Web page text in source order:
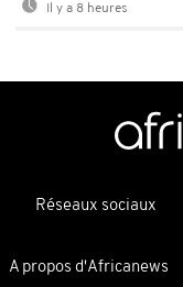
Il y a 8 heures
Réseaux sociaux
A propos d'Africanews